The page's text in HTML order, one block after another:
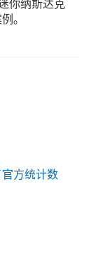
你纳斯达克
。
方统计数